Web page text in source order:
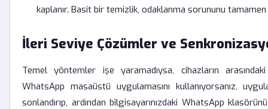
kaplanır. Basit bir temizlik, odaklanma sorununu tamamen
İleri Seviye Çözümler ve
Temel yöntemler işe yaramadıysa, cihazların
WhatsApp masaüstü uygulamasını kullanıyorsanız,
sonlandırıp, ardından bilgisayarınızdaki WhatsApp